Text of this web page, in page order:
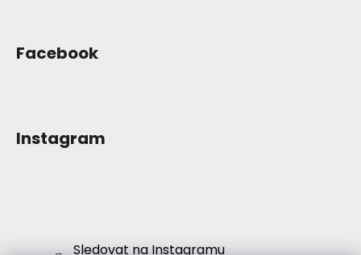
Facebook
Instagram
Sledovat na Instagramu